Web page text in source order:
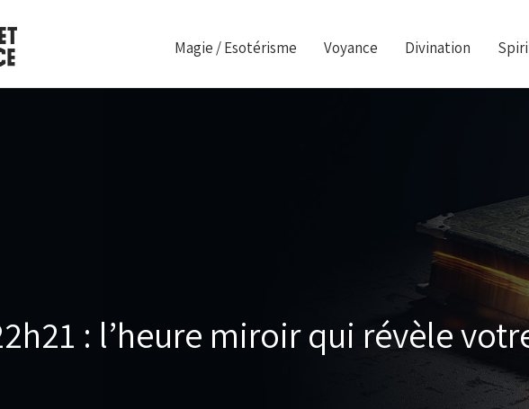
Magie / Esotérisme Voyance Divination
: l’heure miroir qui révèle